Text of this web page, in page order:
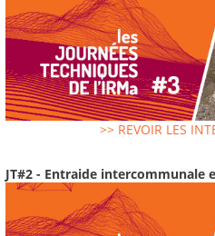
>> REVOIR LES
JT#2 - Entraide intercommunale